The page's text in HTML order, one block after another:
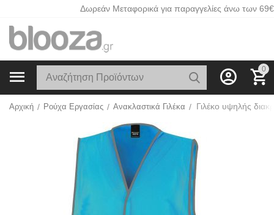
Δωρεάν Μεταφορικά για παραγγελίες άνω των 69€
0
Αρχική / Ρούχα Εργασίας / Ανακλαστικά Γιλέκα /